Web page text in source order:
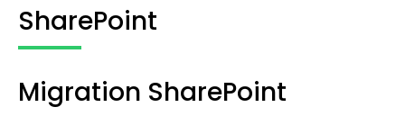
SharePoint
Migration SharePoint